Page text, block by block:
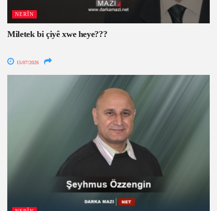
NERÎN
Miletek bi çiyê xwe heye???
15/07/2026